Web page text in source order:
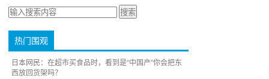
热门围观
日本网民：在超市买食品时，看到是“中国产”你会把东
西放回货架吗？